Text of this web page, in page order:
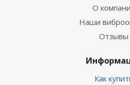
О
Наши
Отзывы
Как